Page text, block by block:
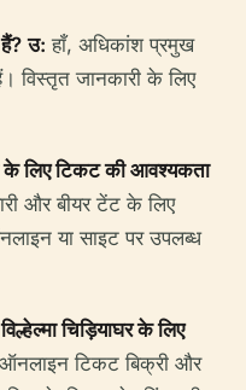
उ: हाँ, अधिकांश प्रमुख
विस्तृत जानकारी के लिए
लिए टिकट की आवश्यकता
और बीयर टेंट के लिए
या साइट पर उपलब्ध
चिड़ियाघर के लिए
ऑनलाइन टिकट बिक्री और